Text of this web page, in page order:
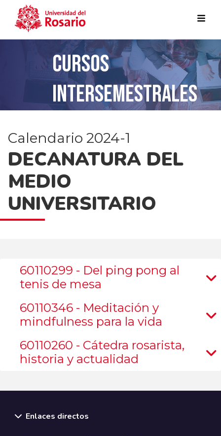
Pasar al contenido principal
CURSOS
INTERSEMESTRALES
Calendario 2024-1
DECANATURA DEL
MEDIO
UNIVERSITARIO
60110299 - Del ping pong al
tenis de mesa
60110346 - Meditación y
mindfulness para la vida
60110260 - Cátedra rosarista,
historia y actualidad
Enlaces directos